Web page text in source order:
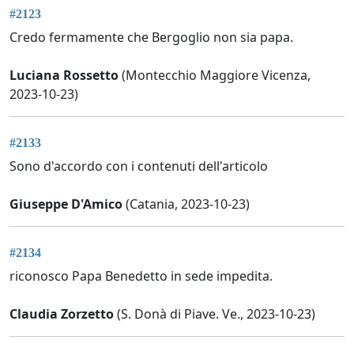
#2123
Credo fermamente che Bergoglio non sia papa.
Luciana Rossetto(Montecchio Maggiore Vicenza,
2023-10-23)
#2133
Sono d'accordo con i contenuti dell'articolo
Giuseppe D'Amico(Catania, 2023-10-23)
#2134
riconosco Papa Benedetto in sede impedita.
Claudia Zorzetto(S. Donà di Piave. Ve., 2023-10-23)